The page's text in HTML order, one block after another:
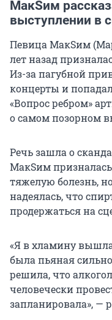
МакSим
выступлении в
Певица МакSим
лет назад
Из-за пагубной
концерты и
«Вопрос ребром»
о самом позорном
Речь зашла о
МакSим
тяжелую болезнь,
надеялась, что
продержаться на
«Я в хламину
была пьяная
решила, что
человечески
запланировала», —